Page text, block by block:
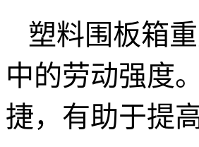
塑料围板箱
中的劳动强度
捷，有助于提